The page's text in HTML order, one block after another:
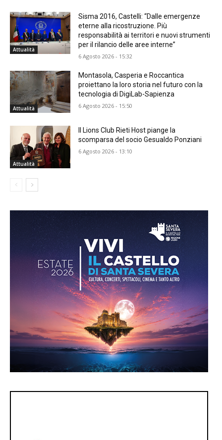
Attualità
Sisma 2016, Castelli: “Dalle emergenze
eterne alla ricostruzione. Più
responsabilità ai territori e nuovi strumenti
per il rilancio delle aree interne”
6 Agosto 2026 - 15:32
Attualità
Montasola, Casperia e Roccantica
proiettano la loro storia nel futuro con la
tecnologia di DigiLab-Sapienza
6 Agosto 2026 - 15:50
Attualità
Il Lions Club Rieti Host piange la
scomparsa del socio Gesualdo Ponziani
6 Agosto 2026 - 13:10